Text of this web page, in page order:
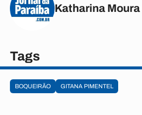
Katharina Moura
Tags
BOQUEIRÃO GITANA PIMENTEL